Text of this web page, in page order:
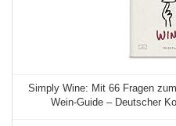
Simply Wine: Mit 66 Fragen
Wein-Guide – Deutscher